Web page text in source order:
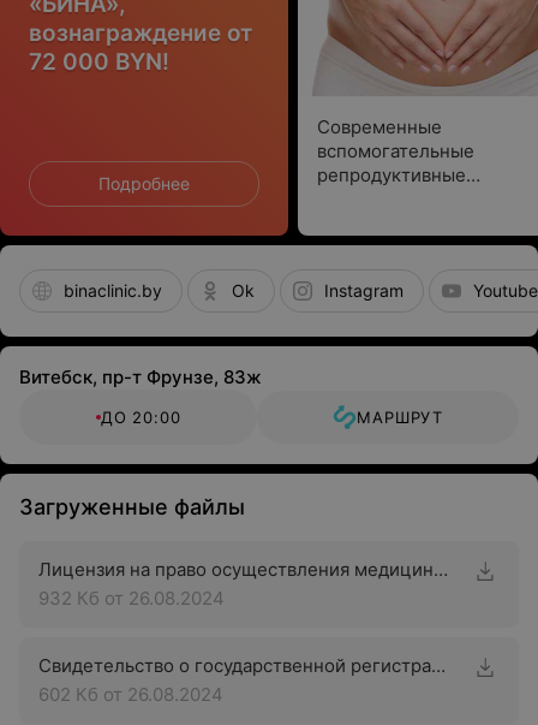
вознаграждение от
72 000 BYN!
Подробнее
Современные
вспомогательные
репродуктивные
«БИНА»
binaclinic.by Ok Instagram Youtube
Витебск, пр-т Фрунзе, 83ж
ДО 20:00 МАРШРУТ
Загруженные файлы
Лицензия на право осуществления медицинской деятельности
932 Кб от 26.08.2024
Свидетельство о государственной регистрации
602 Кб от 26.08.2024